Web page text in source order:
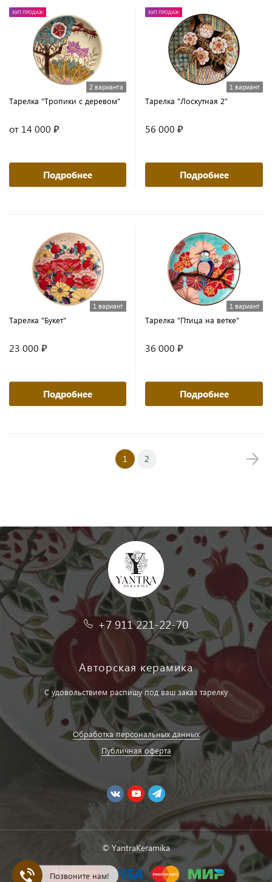
ХИТ ПРОДАЖ
2 варианта
Тарелка "Тропики с деревом"
от 14 000 ₽
Подробнее
ХИТ ПРОДАЖ
1 вариант
Тарелка "Лоскутная 2"
56 000 ₽
Подробнее
1 вариант
Тарелка "Букет"
23 000 ₽
Подробнее
1 вариант
Тарелка "Птица на ветке"
36 000 ₽
Подробнее
1 2
+7 911 221-22-70
Авторская керамика
С удовольствием распишу под ваш заказ тарелку
Обработка персональных данных
Публичная оферта
© YantraKeramika
Позвоните нам!